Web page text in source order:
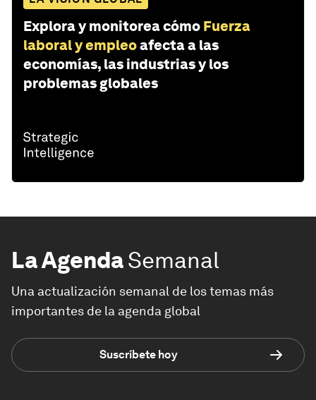
Explora y monitorea cómo Fuerza
laboral y empleoafecta a las
economías, las industrias y los
problemas globales
La AgendaSemanal
Una actualización semanal de los temas más
importantes de la agenda global
Suscríbete hoy